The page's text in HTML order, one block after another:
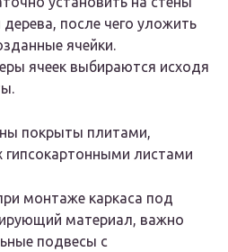
после чего уложить
ячейки.
ячеек выбираются исходя
покрыты плитами,
листами
монтаже каркаса под
материал, важно
подвесы с